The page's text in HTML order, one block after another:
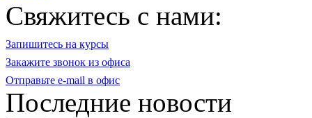
Свяжитесь с нами:
Запишитесь на курсы
Закажите звонок из офиса
Отправьте e-mail в офис
Последние новости